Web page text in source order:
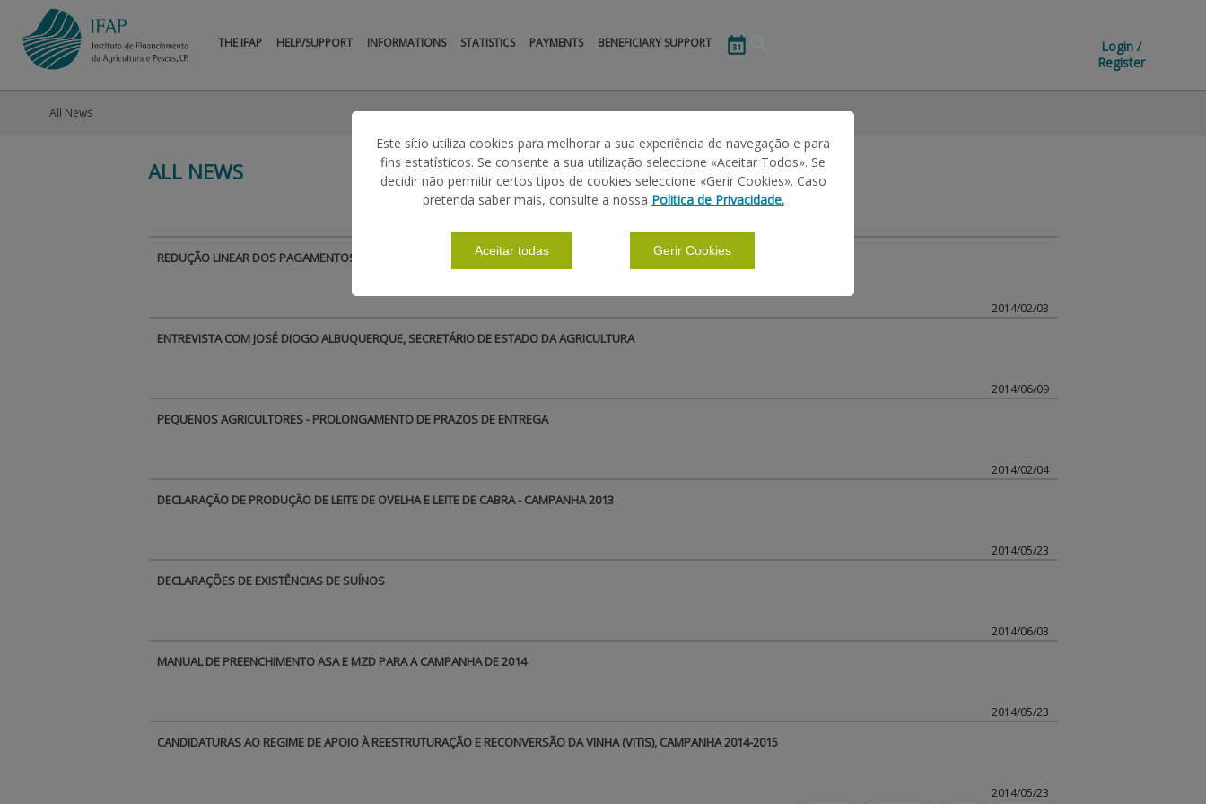
THE IFAP HELP/SUPPORT INFORMATIONS STATISTICS PAYMENTS BENEFICIARY SUPPORT
Login /
Register
All News
ALL NEWS
REDUÇÃO LINEAR DOS PAGAMENTOS DIRETOS PARA 2014
2014/02/03
ENTREVISTA COM JOSÉ DIOGO ALBUQUERQUE, SECRETÁRIO DE ESTADO DA AGRICULTURA
2014/06/09
PEQUENOS AGRICULTORES - PROLONGAMENTO DE PRAZOS DE ENTREGA
2014/02/04
DECLARAÇÃO DE PRODUÇÃO DE LEITE DE OVELHA E LEITE DE CABRA - CAMPANHA 2013
2014/05/23
DECLARAÇÕES DE EXISTÊNCIAS DE SUÍNOS
2014/06/03
MANUAL DE PREENCHIMENTO ASA E MZD PARA A CAMPANHA DE 2014
2014/05/23
CANDIDATURAS AO REGIME DE APOIO À REESTRUTURAÇÃO E RECONVERSÃO DA VINHA (VITIS), CAMPANHA 2014-2015
2014/05/23
Este sítio utiliza cookies para melhorar a sua experiência de navegação e para
fins estatísticos. Se consente a sua utilização seleccione «Aceitar Todos». Se
decidir não permitir certos tipos de cookies seleccione «Gerir Cookies». Caso
pretenda saber mais, consulte a nossa Politica de Privacidade.
Aceitar todas Gerir Cookies